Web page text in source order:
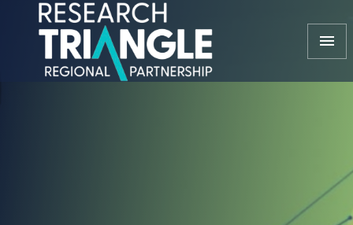
Doorgaan naar artikel
menu